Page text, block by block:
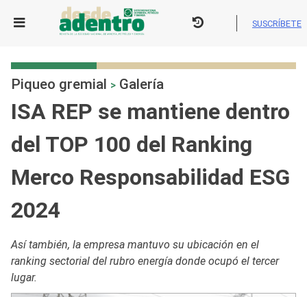
SUSCRÍBETE
Piqueo gremial > Galería
ISA REP se mantiene dentro
del TOP 100 del Ranking
Merco Responsabilidad ESG
2024
Así también, la empresa mantuvo su ubicación en el
ranking sectorial del rubro energía donde ocupó el tercer
lugar.